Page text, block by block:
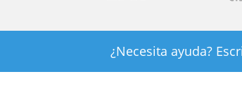
¿Necesita ayuda?